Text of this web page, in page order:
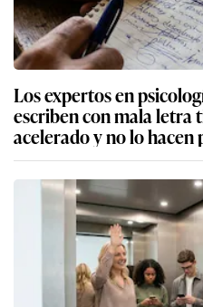
Los expertos en
escriben con mala letra
acelerado y no lo hacen